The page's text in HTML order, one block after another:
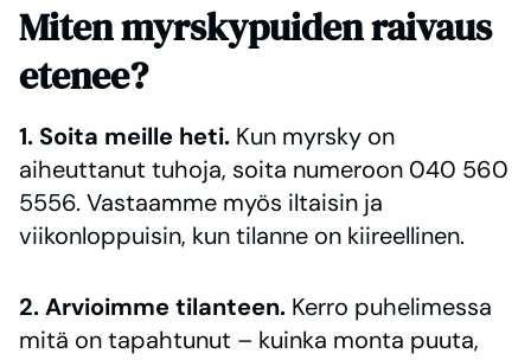
Miten myrskypuiden raivaus
etenee?
1. Soita meille heti. Kun myrsky on
aiheuttanut tuhoja, soita numeroon 040 560
5556. Vastaamme myös iltaisin ja
viikonloppuisin, kun tilanne on kiireellinen.
2. Arvioimme tilanteen. Kerro puhelimessa
mitä on tapahtunut – kuinka monta puuta,